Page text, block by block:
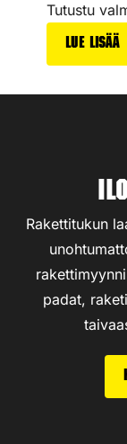
Tutustu
Lue lisää
Rakettitukun
padat,